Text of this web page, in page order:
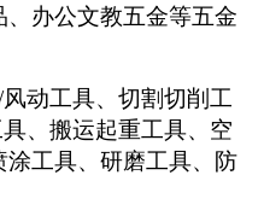
办公文教五金等五金
动工具、切割切削工
、搬运起重工具、空
工具、研磨工具、防